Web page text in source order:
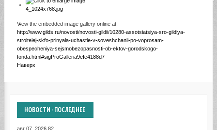
View the embedded image gallery online at:
http://www.gilds.ru/novosti/novosti-gildii/10280-assotsiatsiya-sro-gildiya-
stroitelej-skfo-prinyala-uchastie-v-soveshchanii-po-voprosam-
obespecheniya-sejsmobezopasnosti-ob-ektov-gorodskogo-
fonda.html#sigProGalleria9efe4188d7
Наверх
НОВОСТИ - ПОСЛЕДНЕЕ
авг 07, 2026 82